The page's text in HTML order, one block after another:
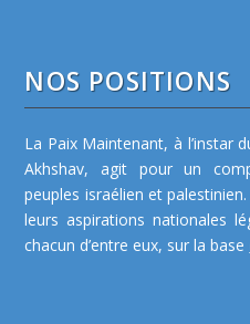
NOS POSITIONS
La Paix Maintenant, à l’instar
Akhshav, agit pour un
peuples israélien et
leurs aspirations nationales
chacun d’entre eux, sur la base